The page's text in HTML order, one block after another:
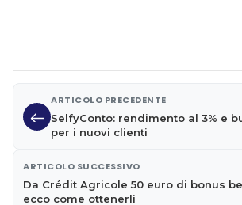
ARTICOLO PRECEDENTE
SelfyConto: rendimento al 3% e
per i nuovi clienti
ARTICOLO SUCCESSIVO
Da Crédit Agricole 50 euro di bonus
ecco come ottenerli